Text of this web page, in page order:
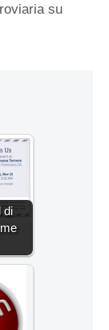
su
di